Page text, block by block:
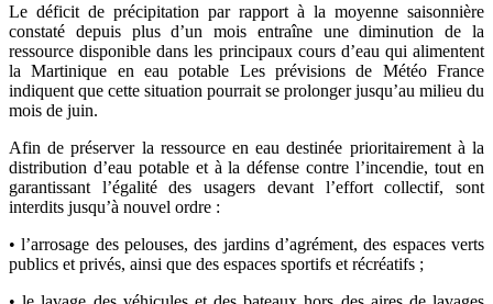
Le déficit de précipitation par rapport à la moyenne saisonnière
constaté depuis plus d’un mois entraîne une diminution de la
ressource disponible dans les principaux cours d’eau qui alimentent
la Martinique en eau potable Les prévisions de Météo France
indiquent que cette situation pourrait se prolonger jusqu’au milieu du
mois de juin.
Afin de préserver la ressource en eau destinée prioritairement à la
distribution d’eau potable et à la défense contre l’incendie, tout en
garantissant l’égalité des usagers devant l’effort collectif, sont
interdits jusqu’à nouvel ordre :
• l’arrosage des pelouses, des jardins d’agrément, des espaces verts
publics et privés, ainsi que des espaces sportifs et récréatifs ;